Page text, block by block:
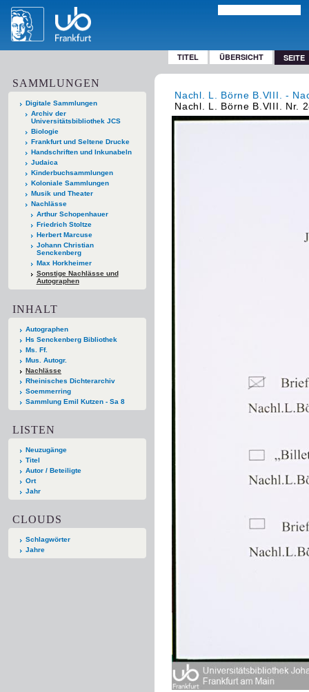
TITEL ÜBERSICHT SEITE
SAMMLUNGEN
Digitale Sammlungen
Archiv der
Universitätsbibliothek JCS
Biologie
Frankfurt und Seltene Drucke
Handschriften und Inkunabeln
Judaica
Kinderbuchsammlungen
Koloniale Sammlungen
Musik und Theater
Nachlässe
Arthur Schopenhauer
Friedrich Stoltze
Herbert Marcuse
Johann Christian
Senckenberg
Max Horkheimer
Sonstige Nachlässe und
Autographen
INHALT
Autographen
Hs Senckenberg Bibliothek
Ms. Ff.
Mus. Autogr.
Nachlässe
Rheinisches Dichterarchiv
Soemmerring
Sammlung Emil Kutzen - Sa 8
LISTEN
Neuzugänge
Titel
Autor / Beteiligte
Ort
Jahr
CLOUDS
Schlagwörter
Jahre
Nachl. L. Börne B.VIII. -
Nachl. L. Börne B.VIII. Nr.